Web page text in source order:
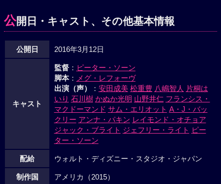
公開日・キャスト、その他基本情報
公開日 2016年3月12日
キャスト
監督： ピーター・ソーン
脚本： メグ・レフォーヴ
出演（声）
： 安田成美 松重豊 八嶋智人 片桐は
いり 石川樹 かぬか光明 山野井仁 フランシス・
マクドーマンド サム・エリオット A・J・バッ
クリー アンナ・パキン レイモンド・オチョア
ジャック・ブライト ジェフリー・ライト ピー
ター・ソーン
配給 ウォルト・ディズニー・スタジオ・ジャパン
制作国 アメリカ（2015）